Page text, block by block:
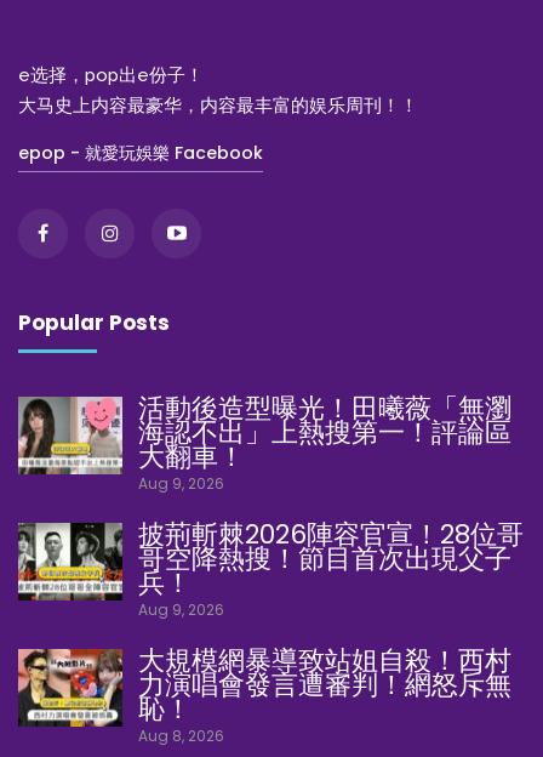
e选择，pop出e份子！
大马史上内容最豪华，内容最丰富的娱乐周刊！！
epop - 就愛玩娛樂 Facebook
Popular Posts
活動後造型曝光！田曦薇「無瀏
海認不出」上熱搜第一！評論區
大翻車！
Aug 9, 2026
披荊斬棘2026陣容官宣！28位哥
哥空降熱搜！節目首次出現父子
兵！
Aug 9, 2026
大規模網暴導致站姐自殺！西村
力演唱會發言遭審判！網怒斥無
恥！
Aug 8, 2026